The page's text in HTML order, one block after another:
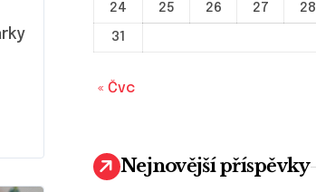
24
25 26 27 28
31
« Čvc
Nejnovější příspěvky